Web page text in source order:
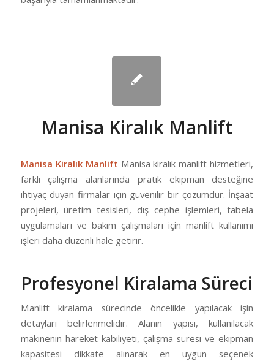
Manisa Kiralık Manlift
Manisa Kiralık Manlift Manisa kiralık manlift hizmetleri,
farklı çalışma alanlarında pratik ekipman desteğine
ihtiyaç duyan firmalar için güvenilir bir çözümdür. İnşaat
projeleri, üretim tesisleri, dış cephe işlemleri, tabela
uygulamaları ve bakım çalışmaları için manlift kullanımı
işleri daha düzenli hale getirir.
Profesyonel Kiralama Süreci
Manlift kiralama sürecinde öncelikle yapılacak işin
detayları belirlenmelidir. Alanın yapısı, kullanılacak
makinenin hareket kabiliyeti, çalışma süresi ve ekipman
kapasitesi dikkate alınarak en uygun seçenek